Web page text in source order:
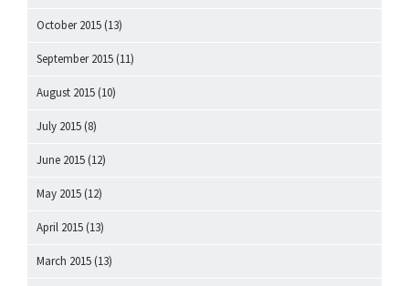
October 2015 (13)
September 2015 (11)
August 2015 (10)
July 2015 (8)
June 2015 (12)
May 2015 (12)
April 2015 (13)
March 2015 (13)